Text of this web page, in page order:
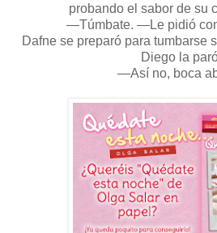
probando el sabor de su
—Túmbate. —Le pidió
Dafne se preparó para tumbarse
Diego la
—Así no, boca